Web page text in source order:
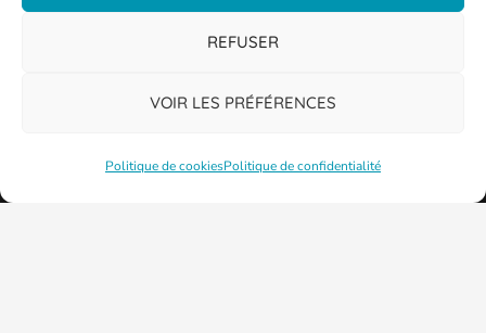
REFUSER
VOIR LES PRÉFÉRENCES
Politique de cookiesPolitique de confidentialité
PLAN DE LA VILLE